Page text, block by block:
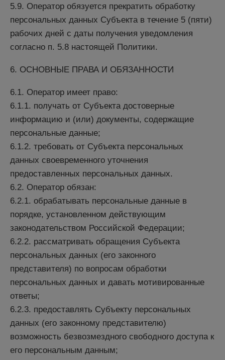
5.9. Оператор обязуется прекратить обработку
персональных данных Субъекта в течение 5 (пяти)
рабочих дней с даты получения уведомления
согласно п. 5.8 настоящей Политики.
6. ОСНОВНЫЕ ПРАВА И ОБЯЗАННОСТИ
6.1. Оператор имеет право:
6.1.1. получать от Субъекта достоверные
информацию и (или) документы, содержащие
персональные данные;
6.1.2. требовать от Субъекта персональных
данных своевременного уточнения
предоставленных персональных данных.
6.2. Оператор обязан:
6.2.1. обрабатывать персональные данные в
порядке, установленном действующим
законодательством Российской Федерации;
6.2.2. рассматривать обращения Субъекта
персональных данных (его законного
представителя) по вопросам обработки
персональных данных и давать мотивированные
ответы;
6.2.3. предоставлять Субъекту персональных
данных (его законному представителю)
возможность безвозмездного свободного доступа к
его персональным данным;